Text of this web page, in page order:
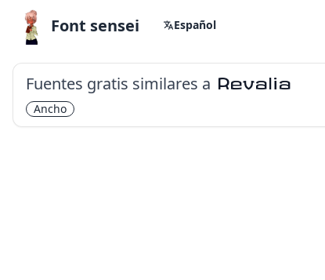
Font sensei Español
Fuentes gratis similares a Revalia
Ancho